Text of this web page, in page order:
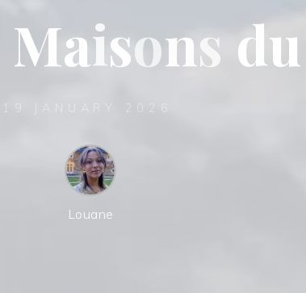
Maisons du
19 JANUARY 2026
Louane